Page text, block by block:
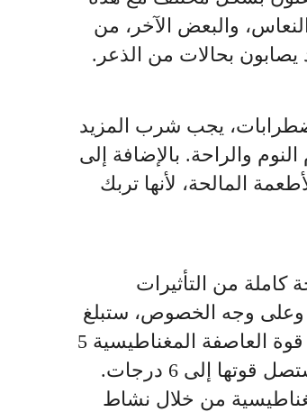
والبعض الآخر، من
بحالات من الذعر.
يجب شرب المزيد
والراحة. بالإضافة إلى
المالحة، لأنها تربك
كاملة من التأثيرات
وعلى وجه الخصوص، ستبلغ
في الفترة من 25 إلى 27 أكتوبر، قوة العاصفة المغناطيسية 5
درجات، ومن 29 إلى 30 أكتوبر ستصل قوتها إلى 6 درجات.
من خلال نشاط